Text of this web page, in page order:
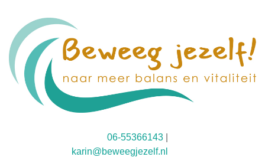
06-55366143
karin@beweegjezelf.nl